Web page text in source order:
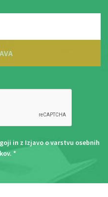
in z Izjavo o varstvu osebnih
. *